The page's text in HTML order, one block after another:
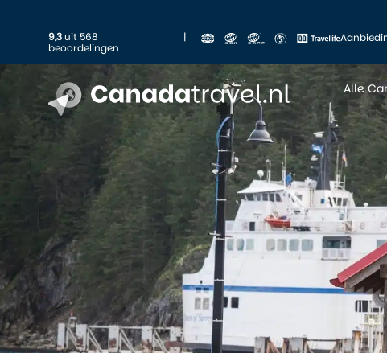
9,3uit 568
beoordelingen
|
Alle